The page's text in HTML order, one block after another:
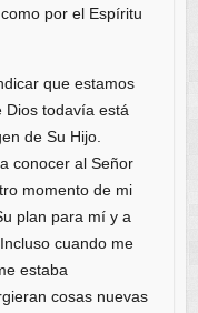
por el Espíritu
que estamos
Dios todavía está
de Su Hijo.
conocer al Señor
momento de mi
plan para mí y a
cuando me
estaba
cosas nuevas